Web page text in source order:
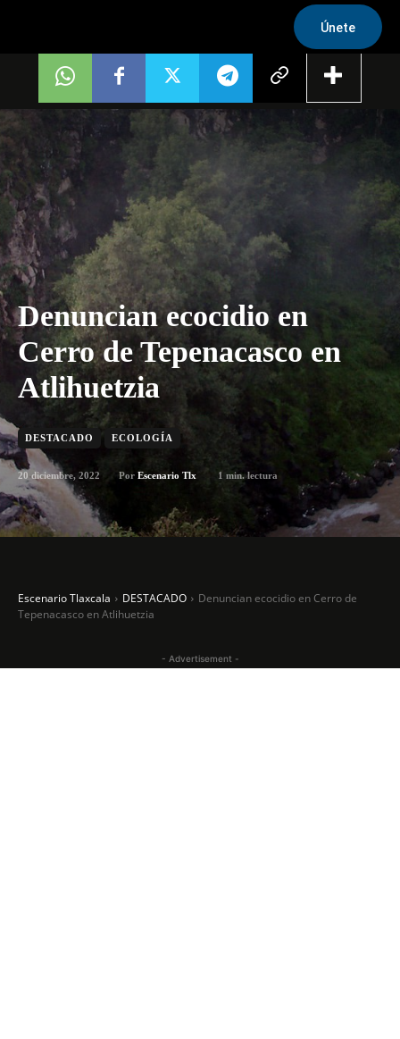
Únete
Denuncian ecocidio en
Cerro de Tepenacasco en
Atlihuetzia
DESTACADO ECOLOGÍA
20 diciembre, 2022 Por Escenario Tlx 1 min. lectura
Escenario Tlaxcala DESTACADO
Denuncian ecocidio en Cerro de
Tepenacasco en Atlihuetzia
- Advertisement -